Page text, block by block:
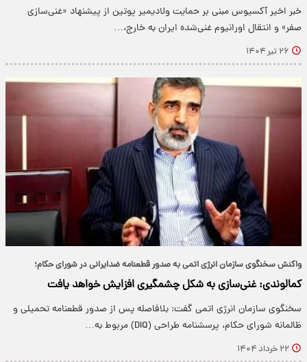
خبر اخیر آکسیوس مبنی بر حمایت ولادیمیر پوتین از پیشنهاد «غنی‌سازی
صفر» و انتقال اورانیوم غنی‌شده ایران به خارج،…
۲۶ تیر ۱۴۰۴
واکنش سخنگوی سازمان انرژی اتمی به صدور قطعنامه ضدایرانی در شورای حکام؛
کمالوندی: غنی‌سازی به شکل چشمگیری افزایش خواهد یافت
سخنگوی سازمان انرژی اتمی گفت: بلافاصله پس از صدور قطعنامه تحمیلی و
ظالمانه شورای حکام، پرسشنامه طراحی (DIQ) مربوط به…
۲۲ خرداد ۱۴۰۴